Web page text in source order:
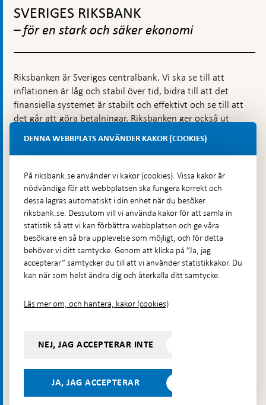
även
i
kris
och
tydligt
mandat
toppnavigation
SVERIGES RIKSBANK
– för en stark och säker ekonomi
Riksbanken är Sveriges centralbank. Vi ska se till att
inflationen är låg och stabil över tid, bidra till att det
finansiella systemet är stabilt och effektivt och se till att
det går att göra betalningar. Riksbanken ger också ut
Sveriges sedlar och mynt.
Kontakt
Telefon: 08-787 00 00
E-post:registratorn@riksbank.se
Postadress: Riksbanken, 103 37 Stockholm
Besöksadress: Brunkebergstorg 11, Stockholm
Budadress: Klara Östra kyrkogata 4, Brunkebergsfaret,
Lastplats 6
Frågor och svar-
i
ny
flik
Öppnas
i
Presskontakt
DENNA WEBBPLATS ANVÄNDER KAKOR (COOKIES)
På riksbank.se använder vi kakor (cookies). Vissa kakor är
nödvändiga för att webbplatsen ska fungera korrekt och
dessa lagras automatiskt i din enhet när du besöker
riksbank.se. Dessutom vill vi använda kakor för att samla in
statistik så att vi kan förbättra webbplatsen och ge våra
besökare en så bra upplevelse som möjligt, och för detta
behöver vi ditt samtycke. Genom att klicka på ”Ja, jag
accepterar” samtycker du till att vi använder statistikkakor. Du
kan när som helst ändra dig och återkalla ditt samtycke.
Läs mer om, och hantera, kakor (cookies)
NEJ, JAG ACCEPTERAR INTE
JA, JAG ACCEPTERAR